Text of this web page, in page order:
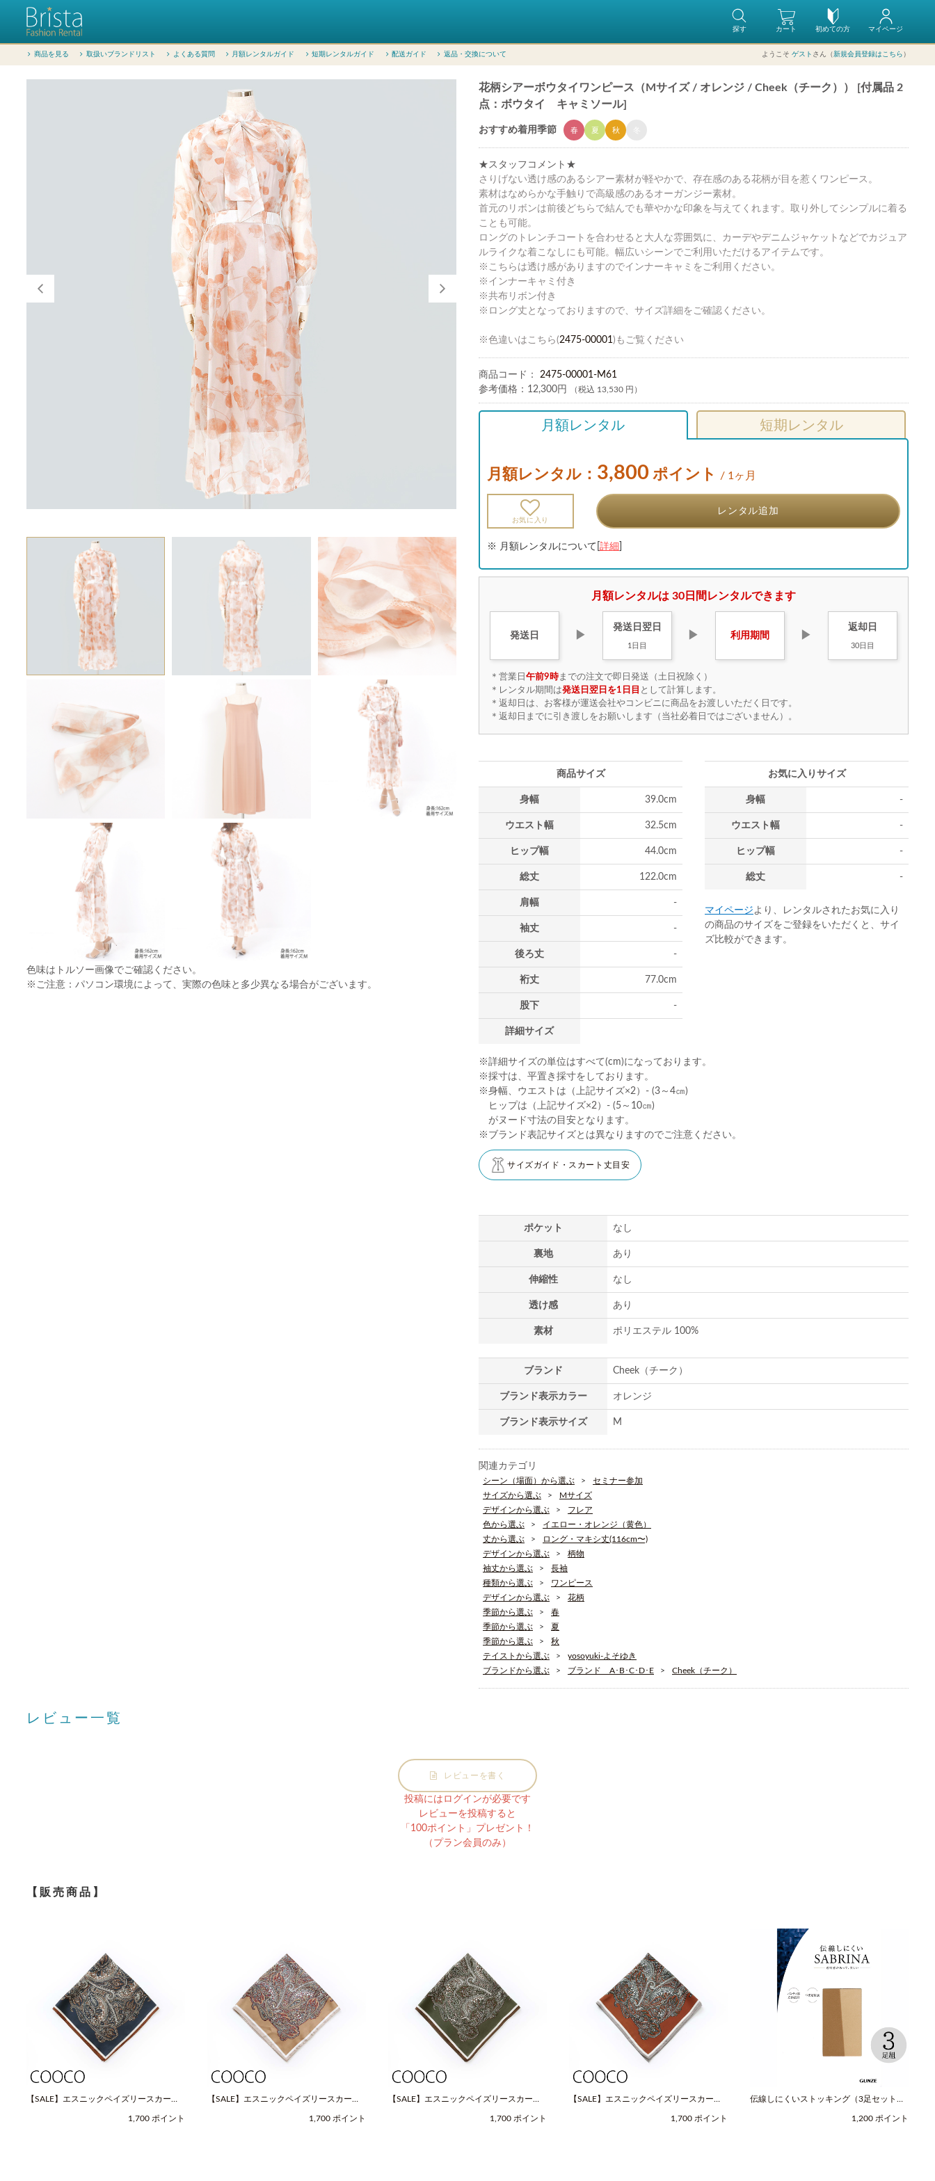
初めての方
カート マイページ
探す
商品を見る 取扱いブランドリスト よくある質問 月額レンタルガイド 短期レンタルガイド 配送ガイド 返品・交換について ようこそ ゲスト さん（新規会員登録はこちら ）
色味はトルソー画像でご確認ください。
※ご注意：パソコン環境によって、実際の色味と多少異なる場合がございます。
花柄シアーボウタイワンピース（Mサイズ / オレンジ / Cheek（チーク）） [付属品 2
点：ボウタイ キャミソール]
おすすめ着用季節 春 夏 秋
★スタッフコメント★
さりげない透け感のあるシアー素材が軽やかで、存在感のある花柄が目を惹くワンピース。
素材はなめらかな手触りで高級感のあるオーガンジー素材。
首元のリボンは前後どちらで結んでも華やかな印象を与えてくれます。取り外してシンプルに着る
ことも可能。
ロングのトレンチコートを合わせると大人な雰囲気に、カーデやデニムジャケットなどでカジュア
ルライクな着こなしにも可能。幅広いシーンでご利用いただけるアイテムです。
※こちらは透け感がありますのでインナーキャミをご利用ください。
※インナーキャミ付き
※共布リボン付き
※ロング丈となっておりますので、サイズ詳細をご確認ください。
※色違いはこちら(2475-00001)もご覧ください
商品コード： 2475-00001-M61
参考価格： 12,300円 （税込 13,530 円）
月額レンタル 短期レンタル
月額レンタル： 3,800 ポイント / 1ヶ月
お気に入り
レンタル追加
※ 月額レンタルについて[ 詳細
月額レンタルは 30日間レンタルできます
発送日 ▶
発送日 翌日
1日目
▶ 利用期間 ▶
返却日
30日目
＊営業日 午前9時までの注文で即日発送（土日祝除く）
＊レンタル期間は発送日翌日を1日目 として計算します。
＊返却日は、お客様が運送会社やコンビニに商品をお渡しいただく日です。
＊返却日までに引き渡しをお願いします（当社必着日ではございません）。
商品サイズ
身幅 39.0cm
ウエスト幅 32.5cm
ヒップ幅 44.0cm
総丈 122.0cm
肩幅 -
袖丈 -
後ろ丈 -
裄丈 77.0cm
股下 -
詳細サイズ
お気に入りサイズ
身幅 -
ウエスト幅 -
ヒップ幅 -
総丈 -
マイページより、レンタルされたお気に入り
の商品のサイズをご登録をいただくと、サイ
ズ比較ができます。
※詳細サイズの単位はすべて(cm)になっております。
※採寸は、平置き採寸をしております。
※身幅、ウエストは（上記サイズ×2）- (3～4㎝)
ヒップは（上記サイズ×2）- (5～10㎝)
がヌード寸法の目安となります。
※ブランド表記サイズとは異なりますのでご注意ください。
サイズガイド・スカート丈目安
ポケット なし
裏地 あり
伸縮性 なし
透け感 あり
素材 ポリエステル 100%
ブランド Cheek（チーク）
ブランド表示カラー オレンジ
ブランド表示サイズ M
関連カテゴリ
シーン（場面）から選ぶ
セミナー参加
サイズから選ぶ
Mサイズ
デザインから選ぶ
フレア
色から選ぶ
イエロー・オレンジ（黄色）
丈から選ぶ
ロング・マキシ丈(116cm〜)
デザインから選ぶ
柄物
袖丈から選ぶ
長袖
種類から選ぶ
ワンピース
デザインから選ぶ
花柄
季節から選ぶ
春
季節から選ぶ
夏
季節から選ぶ
秋
テイストから選ぶ
yosoyuki-よそゆき
ブランドから選ぶ
ブランド A･B･C･D･E Cheek（チーク）
レビュー一覧
レビューを書く
投稿にはログインが必要です
レビューを投稿すると
「100ポイント」プレゼント！
（プラン会員のみ）
【販売商品】
【SALE】エスニックペイズリースカーフ
1,700 ポイント
【SALE】エスニックペイズリースカーフ
1,700 ポイント
【SALE】エスニックペイズリースカーフ
1,700 ポイント
【SALE】エスニックペイズリースカーフ
1,700 ポイント
伝線しにくいストッキング（3足セット）
1,200 ポイント